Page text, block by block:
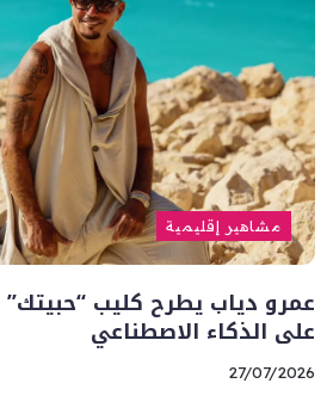
مشاهير إقليمية
عمرو دياب يطرح كليب “حبيتك”
على الذكاء الاصطناعي
27/07/2026